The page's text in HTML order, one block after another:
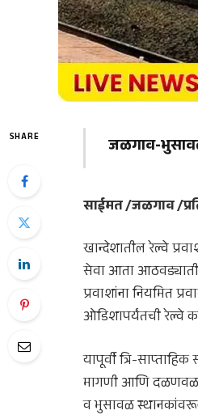
SHARE जळगाव-
साईमत /जळगाव /
खान्देशातील रेल्वे
सेवा आता
प्रवाशांना नियमित
ओडिशापर्यंतची रेल्वे
यापूर्वी त्रि-
मागणी आणि
व भुसावळ